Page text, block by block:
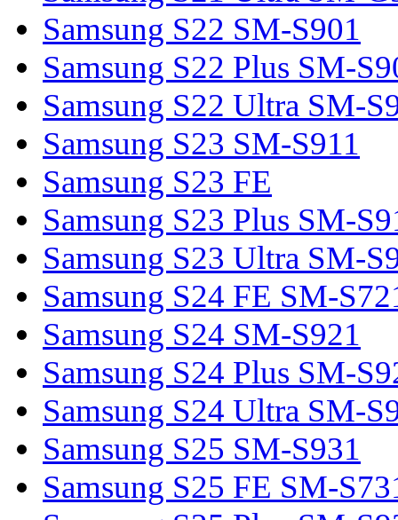
Samsung S22 SM-S901
Samsung S22 Plus SM-
Samsung S22 Ultra SM-
Samsung S23 SM-S911
Samsung S23 FE
Samsung S23 Plus SM-
Samsung S23 Ultra SM-
Samsung S24 FE SM-
Samsung S24 SM-S921
Samsung S24 Plus SM-
Samsung S24 Ultra SM-
Samsung S25 SM-S931
Samsung S25 FE SM-